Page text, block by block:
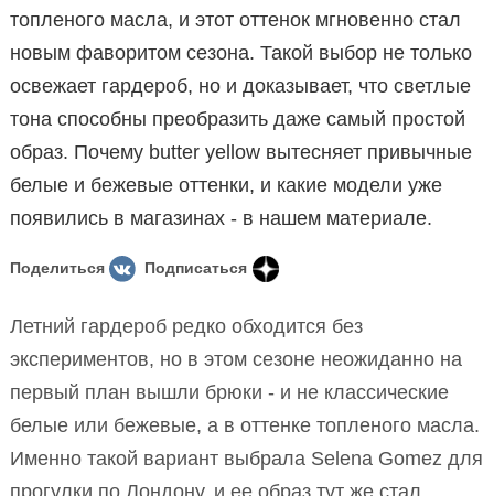
топленого масла, и этот оттенок мгновенно стал
новым фаворитом сезона. Такой выбор не только
освежает гардероб, но и доказывает, что светлые
тона способны преобразить даже самый простой
образ. Почему butter yellow вытесняет привычные
белые и бежевые оттенки, и какие модели уже
появились в магазинах - в нашем материале.
Поделиться Подписаться
Летний гардероб редко обходится без
экспериментов, но в этом сезоне неожиданно на
первый план вышли брюки - и не классические
белые или бежевые, а в оттенке топленого масла.
Именно такой вариант выбрала Selena Gomez для